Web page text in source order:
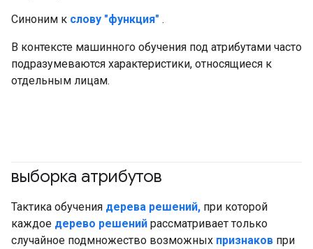
Синоним к слову "функция" .
В контексте машинного обучения под атрибутами часто
подразумеваются характеристики, относящиеся к
отдельным лицам.
выборка атрибутов
Тактика обучения дерева решений, при которой
каждое дерево решений рассматривает только
случайное подмножество возможных признаков при